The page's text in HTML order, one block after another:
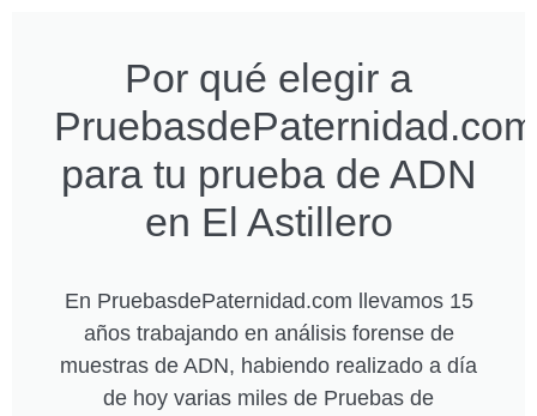
Por qué elegir a
PruebasdePaternidad.com
para tu prueba de ADN
en El Astillero
En PruebasdePaternidad.com llevamos 15
años trabajando en análisis forense de
muestras de ADN, habiendo realizado a día
de hoy varias miles de Pruebas de